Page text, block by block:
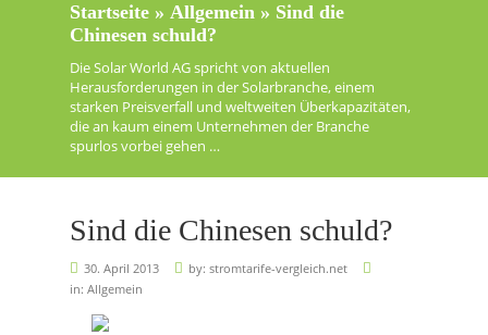
Startseite » Allgemein » Sind die
Chinesen schuld?
Die Solar World AG spricht von aktuellen
Herausforderungen in der Solarbranche, einem
starken Preisverfall und weltweiten Überkapazitäten,
die an kaum einem Unternehmen der Branche
spurlos vorbei gehen …
Sind die Chinesen schuld?
30. April 2013 by: stromtarife-vergleich.net
in: Allgemein